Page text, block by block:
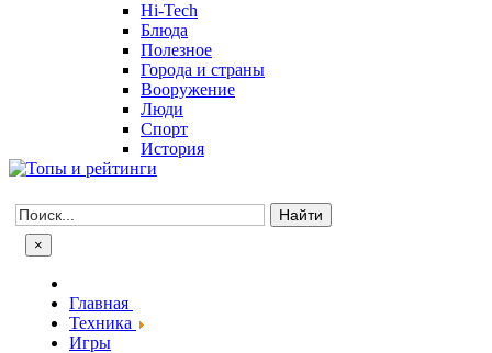
Hi-Tech
Блюда
Полезное
Города и страны
Вооружение
Люди
Спорт
История
×
Главная
Техника
Игры